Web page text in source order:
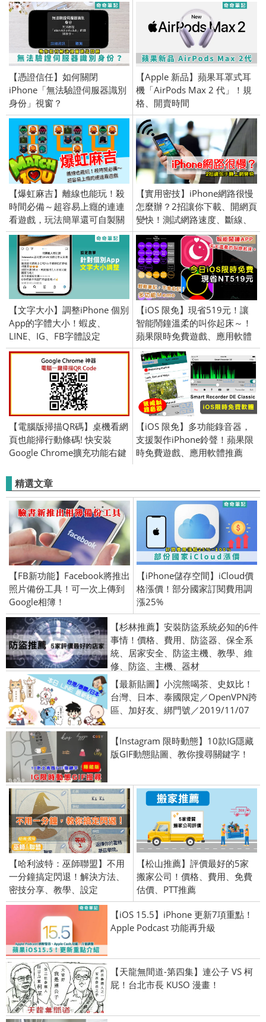
【憑證信任】如何關閉
iPhone「無法驗證伺服器識別
身份」視窗？
【Apple 新品】蘋果耳罩式耳
機「AirPods Max 2 代」！規
格、開賣時間
【爆虹麻吉】離線也能玩！殺
時間必備～超容易上癮的連連
看遊戲，玩法簡單還可自製關
卡(Android／iPhone iOS)
【實用密技】iPhone網路很慢
怎麼辦？2招讓你下載、開網頁
變快！測試網路速度、斷線、
無法連上網。
【文字大小】調整iPhone 個別
App的字體大小！蝦皮、
LINE、IG、FB字體設定
【iOS 限免】現省519元！讓
智能鬧鐘溫柔的叫你起床～！
蘋果限時免費遊戲、應用軟體
介紹 (iPhone／iPad)
2016/4/11
【電腦版掃描QR碼】桌機看網
頁也能掃行動條碼! 快安裝
Google Chrome擴充功能右鍵
iPhone iOS)
【iOS 限免】多功能錄音器，
支援製作iPhone鈴聲！蘋果限
時免費遊戲、應用軟體推薦
精選文章
【FB新功能】Facebook將推出
照片備份工具！可一次上傳到
Google相簿！
【iPhone儲存空間】iCloud價
格漲價！部分國家訂閱費用調
漲25%
【杉林推薦】安裝防盜系統必知的6件
事情！價格、費用、防盜器、保全系
統、居家安全、防盜主機、教學、維
修、防盜、主機、器材
【最新貼圖】小浣熊喝茶、史奴比！
台灣、日本、泰國限定／OpenVPN跨
區、加好友、綁門號／2019/11/07
【Instagram 限時動態】10款IG隱藏
版GIF動態貼圖、教你搜尋關鍵字！
【哈利波特：巫師聯盟】不用
一分鐘搞定閃退！解決方法、
密技分享、教學、設定
【松山推薦】評價最好的5家
搬家公司！價格、費用、免費
估價、PTT推薦
【iOS 15.5】iPhone 更新7項重點！
Apple Podcast 功能再升級
【天龍無間道-第四集】連公子 VS 柯
屁！台北市長 KUSO 漫畫！